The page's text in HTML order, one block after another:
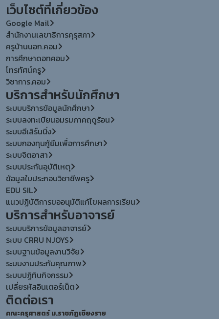
เว็บไซต์ที่เกี่ยวข้อง
Google Mail
สำนักงานเลขาธิการคุรุสภา
ครูบ้านนอก.คอม
การศึกษาดอทคอม
โทรทัศน์ครู
วิชาการ.คอม
บริการสำหรับนักศึกษา
ระบบบริการข้อมูลนักศึกษา
ระบบลงทะเบียนอมรมภาคฤดูร้อน
ระบบอีเลิร์นนิ่ง
ระบบกองทุนกู้ยืมเพื่อการศึกษา
ระบบจิตอาสา
ระบบประกันอุบัติเหตุ
ข้อมูลใบประกอบวิชาชีพครู
EDU SIL
แนวปฏิบัติการขออนุมัติแก้ไขผลการเรียน
บริการสำหรับอาจารย์
ระบบบริการข้อมูลอาจารย์
ระบบ CRRU NJOYS
ระบบฐานข้อมูลงานวิจัย
ระบบงานประกันคุณภาพ
ระบบปฏิทินกิจกรรม
เปลี่ยรหัสอินเตอร์เน็ต
ติดต่อเรา
คณะครุศาสตร์ ม.ราชภัฏเชียงราย